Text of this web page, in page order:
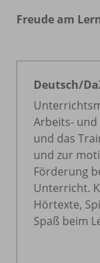
Freude am
Deutsch/
Arbeits-
und das
und zur
Förderung
Unterricht.
Hörtexte,
Spaß beim